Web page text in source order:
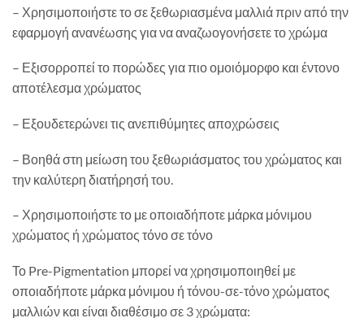
– Χρησιμοποιήστε το σε ξεθωριασμένα μαλλιά πριν από την
εφαρμογή ανανέωσης για να αναζωογονήσετε το χρώμα
– Εξισορροπεί το πορώδες για πιο ομοιόμορφο και έντονο
αποτέλεσμα χρώματος
– Εξουδετερώνει τις ανεπιθύμητες αποχρώσεις
– Βοηθά στη μείωση του ξεθωριάσματος του χρώματος και
την καλύτερη διατήρησή του.
– Χρησιμοποιήστε το με οποιαδήποτε μάρκα μόνιμου
χρώματος ή χρώματος τόνο σε τόνο
Το Pre-Pigmentation μπορεί να χρησιμοποιηθεί με
οποιαδήποτε μάρκα μόνιμου ή τόνου-σε-τόνο χρώματος
μαλλιών και είναι διαθέσιμοσε 3 χρώματα: